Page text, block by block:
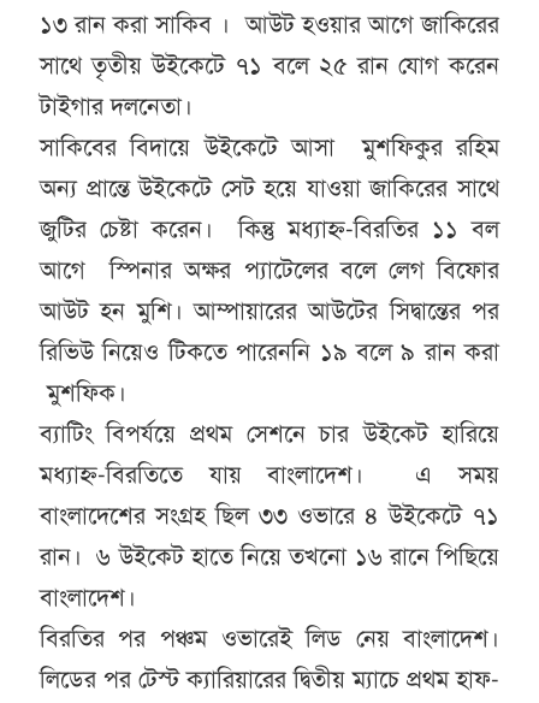
১৩ রান করা সাকিব । আউট হওয়ার আগে জাকিরের
সাথে তৃতীয় উইকেটে ৭১ বলে ২৫ রান যোগ করেন
টাইগার দলনেতা।
সাকিবের বিদায়ে উইকেটে আসা মুশফিকুর রহিম
অন্য প্রান্তে উইকেটে সেট হয়ে যাওয়া জাকিরের সাথে
জুটির চেষ্টা করেন। কিন্তু মধ্যাহ্ন-বিরতির ১১ বল
আগে স্পিনার অক্ষর প্যাটেলের বলে লেগ বিফোর
আউট হন মুশি। আম্পায়ারের আউটের সিদ্বান্তের পর
রিভিউ নিয়েও টিকতে পারেননি ১৯ বলে ৯ রান করা
মুশফিক।
ব্যাটিং বিপর্যয়ে প্রথম সেশনে চার উইকেট হারিয়ে
মধ্যাহ্ন-বিরতিতে যায় বাংলাদেশ। এ সময়
বাংলাদেশের সংগ্রহ ছিল ৩৩ ওভারে ৪ উইকেটে ৭১
রান। ৬ উইকেট হাতে নিয়ে তখনো ১৬ রানে পিছিয়ে
বাংলাদেশ।
বিরতির পর পঞ্চম ওভারেই লিড নেয় বাংলাদেশ।
লিডের পর টেস্ট ক্যারিয়ারের দ্বিতীয় ম্যাচে প্রথম হাফ-